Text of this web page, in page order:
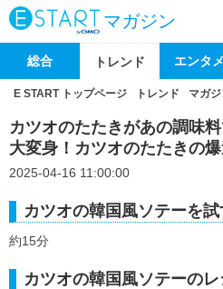
マガジン
総合 トレンド エンタメ
E START トップページ トレンド マガ
カツオのたたきがあの調味
大変身！カツオのたたきの
2025-04-16 11:00:00
カツオの韓国風ソテーを
約15分
カツオの韓国風ソテーの